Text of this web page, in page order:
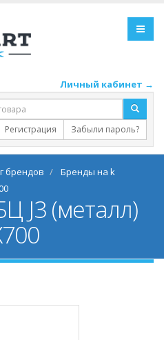
Личный кабинет →
Регистрация Забыли пароль?
брендов
Бренды на k
J3 (металл)